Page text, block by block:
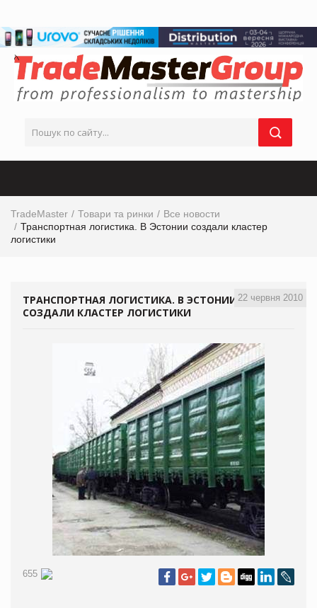
TradeMaster Товари та ринки
Все новости
Транспортная логистика. В Эстонии создали кластер
логистики
22 червня 2010
ТРАНСПОРТНАЯ ЛОГИСТИКА. В ЭСТОНИИ
СОЗДАЛИ КЛАСТЕР ЛОГИСТИКИ
655